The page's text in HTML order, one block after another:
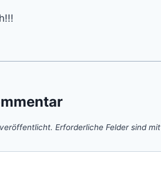
Erforderliche Felder sind mit